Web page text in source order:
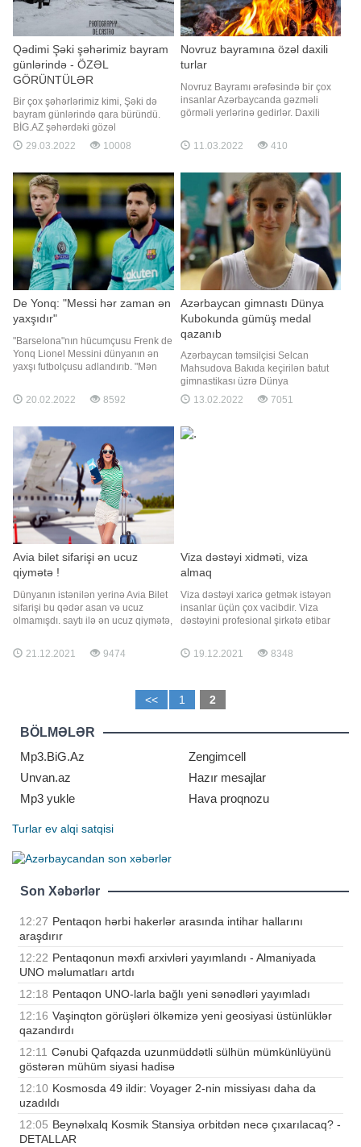
Qədimi Şəki şəhərimiz bayram
günlərində - ÖZƏL
GÖRÜNTÜLƏR
Bir çox şəhərlərimiz kimi, Şəki də
bayram günlərində qara büründü.
BİG.AZ şəhərdəki gözəl
mənzərələrin görüntülərini təqdim
edir:. Fotoqraf: De.Castro
29.03.2022 10008
Novruz bayramına özəl daxili
turlar
Novruz Bayramı ərəfəsində bir çox
insanlar Azərbaycanda gəzməli
görməli yerlərinə gedirlər. Daxili
bununla istirahət sevərlərə maraqlı,
əyləncəli Novruz bayramına özəl
Azərbaycanın ən görməli yerlərinə
təşkil olunur. Nəqliyat
11.03.2022 410
De Yonq: "Messi hər zaman ən
yaxşıdır"
"Barselona"nın hücumçusu Frenk de
Yonq Lionel Messini dünyanın ən
yaxşı futbolçusu adlandırıb. "Mən
aspektləri üzrə dünyanın ən yaxşı
futbolçusu hesab edirəm. Məşq
mövqe oyunu, nə olur olsun hər
şeydə ən yaxşı idi. Onunl
20.02.2022 8592
Azərbaycan gimnastı Dünya
Kubokunda gümüş medal
qazanıb
Azərbaycan təmsilçisi Selcan
Mahsudova Bakıda keçirilən batut
gimnastikası üzrə Dünya
Kubokunda gümüş medal qazanıb.
"Report"un məlumatına görə, 19
52.780 xala layiq görülüb. Qızıl
13.02.2022 7051
Avia bilet sifarişi ən ucuz
qiymətə !
Dünyanın istənilən yerinə Avia Bilet
sifarişi bu qədər asan və ucuz
olmamışdı. saytı ilə ən ucuz qiymətə,
asanlıq ala bilərsiz. Azal, Buta
airways, Qatar, Turkish airlines və
21.12.2021 9474
Viza dəstəyi xidməti, viza
almaq
Viza dəstəyi xaricə getmək istəyən
insanlar üçün çox vacibdir. Viza
dəstəyini profesional şirkətə etibar
itirə bilərsiz. saytı ilə viza dəstəyi
almaq çox asan və ucuz qiymətə
bilərik. Əsas, məqsədimi
19.12.2021 8348
<< 1 2
BÖLMƏLƏR
Mp3.BiG.Az
Zengimcell
Unvan.az
Hazır mesajlar
Mp3 yukle
Hava proqnozu
Turlar ev alqi satqisi
Son Xəbərlər
12:27 Pentaqon hərbi hakerlər arasında intihar hallarını
araşdırır
12:22 Pentaqonun məxfi arxivləri yayımlandı - Almaniyada
UNO məlumatları artdı
12:18 Pentaqon UNO-larla bağlı yeni sənədləri yayımladı
12:16 Vaşinqton görüşləri ölkəmizə yeni geosiyasi üstünlüklər
qazandırdı
12:11 Cənubi Qafqazda uzunmüddətli sülhün mümkünlüyünü
göstərən mühüm siyasi hadisə
12:10 Kosmosda 49 ildir: Voyager 2-nin missiyası daha da
uzadıldı
12:05 Beynəlxalq Kosmik Stansiya orbitdən necə çıxarılacaq? -
DETALLAR